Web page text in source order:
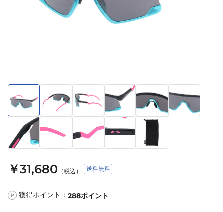
￥31,680 （税込） 送料無料
P 獲得ポイント： 288ポイント